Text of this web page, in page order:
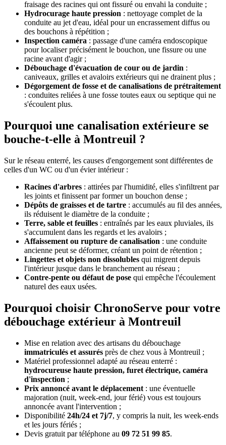
fraisage des racines qui ont fissuré ou envahi la conduite ;
Hydrocurage haute pression : nettoyage complet de la
conduite au jet d'eau, idéal pour un encrassement diffus ou
des bouchons à répétition ;
Inspection caméra : passage d'une caméra endoscopique
pour localiser précisément le bouchon, une fissure ou une
racine avant d'agir ;
Débouchage d'évacuation de cour ou de jardin :
caniveaux, grilles et avaloirs extérieurs qui ne drainent plus ;
Dégorgement de fosse et de canalisations de prétraitement
: conduites reliées à une fosse toutes eaux ou septique qui ne
s'écoulent plus.
Pourquoi une canalisation extérieure se
bouche-t-elle à Montreuil ?
Sur le réseau enterré, les causes d'engorgement sont différentes de
celles d'un WC ou d'un évier intérieur :
Racines d'arbres : attirées par l'humidité, elles s'infiltrent par
les joints et finissent par former un bouchon dense ;
Dépôts de graisses et de tartre : accumulés au fil des années,
ils réduisent le diamètre de la conduite ;
Terre, sable et feuilles : entraînés par les eaux pluviales, ils
s'accumulent dans les regards et les avaloirs ;
Affaissement ou rupture de canalisation : une conduite
ancienne peut se déformer, créant un point de rétention ;
Lingettes et objets non dissolubles qui migrent depuis
l'intérieur jusque dans le branchement au réseau ;
Contre-pente ou défaut de pose qui empêche l'écoulement
naturel des eaux usées.
Pourquoi choisir ChronoServe pour votre
débouchage extérieur à Montreuil
Mise en relation avec des artisans du débouchage
immatriculés et assurés près de chez vous à Montreuil ;
Matériel professionnel adapté au réseau enterré :
hydrocureuse haute pression, furet électrique, caméra
d'inspection ;
Prix annoncé avant le déplacement : une éventuelle
majoration (nuit, week-end, jour férié) vous est toujours
annoncée avant l'intervention ;
Disponibilité 24h/24 et 7j/7, y compris la nuit, les week-ends
et les jours fériés ;
Devis gratuit par téléphone au 09 72 51 99 85.